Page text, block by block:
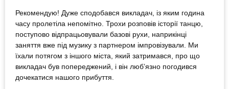
Рекомендую! Дуже сподобався викладач, із яким година
часу пролетіла непомітно. Трохи розповів історії танцю,
поступово відпрацьовували базові рухи, наприкінці
заняття вже під музику з партнером імпровізували. Ми
їхали потягом з іншого міста, який затримався, про що
викладач був попереджений, і він любʼязно погодився
дочекатися нашого прибуття.